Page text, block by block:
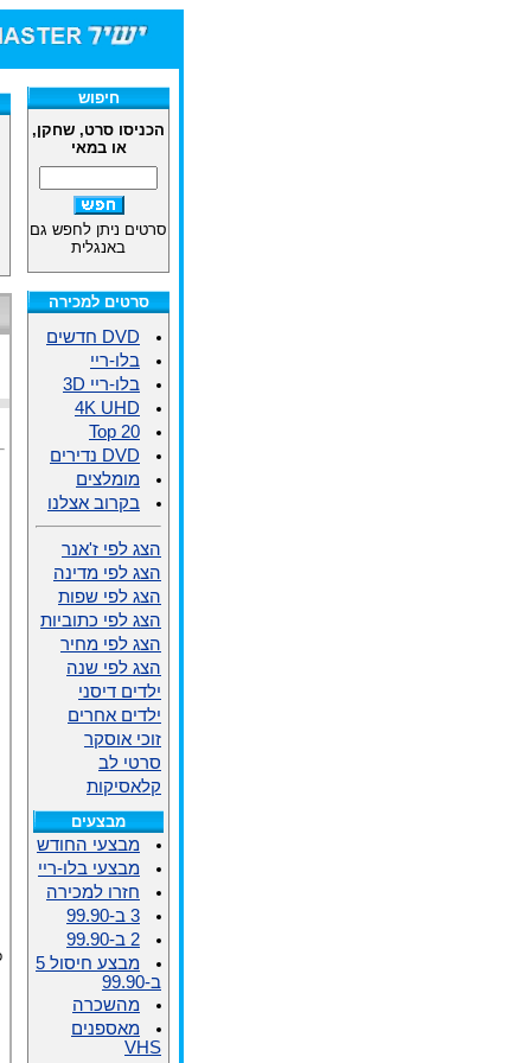
חיפוש
הכניסו סרט, שחקן,
או במאי
סרטים ניתן לחפש גם
באנגלית
סרטים למכירה
DVD חדשים
בלו-ריי
בלו-ריי 3D
4K UHD
Top 20
DVD נדירים
מומלצים
בקרוב אצלנו
הצג לפי ז'אנר
הצג לפי מדינה
הצג לפי שפות
הצג לפי כתוביות
הצג לפי מחיר
הצג לפי שנה
ילדים דיסני
ילדים אחרים
זוכי אוסקר
סרטי לב
קלאסיקות
מבצעים
מבצעי החודש
מבצעי בלו-ריי
חזרו למכירה
3 ב-99.90
2 ב-99.90
מבצע חיסול 5
ב-99.90
מהשכרה
מאספנים
VHS